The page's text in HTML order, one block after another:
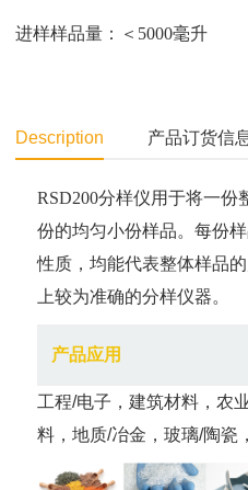
进样样品量：＜5000毫升
Description 产品订货信
RSD200分样仪用于将一份
份的均匀小份样品。每份
性质，均能代表整体样品
上较为准确的分样仪器。
产品应用
工程/电子，建筑材料，农
料，地质/冶金，玻璃/陶瓷